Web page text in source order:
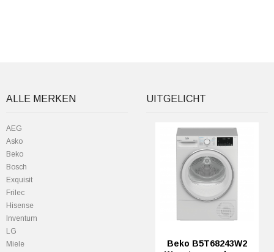
ALLE MERKEN
AEG
Asko
Beko
Bosch
Exquisit
Frilec
Hisense
Inventum
LG
Miele
UITGELICHT
Beko B5T68243W2